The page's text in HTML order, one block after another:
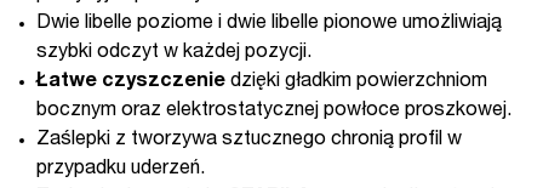
Dwie libelle poziome i dwie libelle pionowe umożliwiają
szybki odczyt w każdej pozycji.
Łatwe czyszczenie dzięki gładkim powierzchniom
bocznym oraz elektrostatycznej powłoce proszkowej.
Zaślepki z tworzywa sztucznego chronią profil w
przypadku uderzeń.